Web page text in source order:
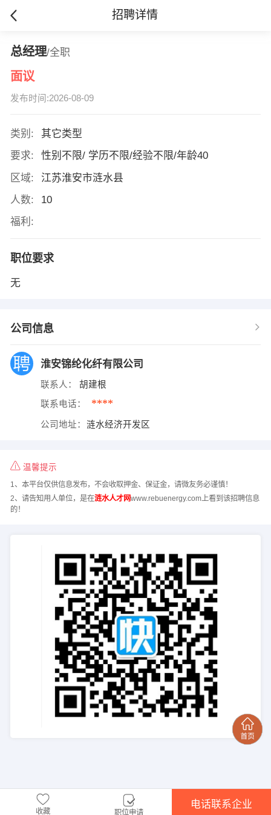
招聘详情
总经理/全职
面议
发布时间:2026-08-09
类别:
其它类型
要求:
性别不限/ 学历不限/经验不限/年龄40
区域:
江苏淮安市涟水县
人数:
10
福利:
职位要求
无
公司信息
淮安锦纶化纤有限公司
联系人： 胡建根
联系电话： ****
公司地址： 涟水经济开发区
温馨提示
1、本平台仅供信息发布，不会收取押金、保证金，请微友务必谨慎！
2、请告知用人单位，是在涟水人才网www.rebuenergy.com上看到该招聘信息
的！
收藏 职位申请
电话联系企业